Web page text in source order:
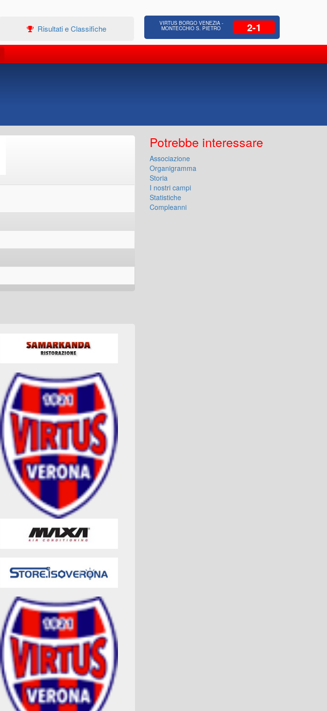
Edilizia Residenziale, Opere pubbliche,
Progettazione Strade, Opere idrauliche, Bonifica
Risultati e Classifiche
VIRTUS BORGO VENEZIA -
MONTECCHIO S. PIETRO 2-1
Potrebbe interessare
Associazione
Organigramma
Storia
I nostri campi
Statistiche
Compleanni